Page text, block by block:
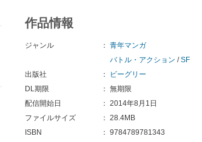
作品情報
ジャンル ： 青年マンガ
バトル・アクション /SF
出版社
：
ビーグリー
DL期限
： 無期限
配信開始日
： 2014年8月1日
ファイルサイズ
： 28.4MB
ISBN
： 9784789781343